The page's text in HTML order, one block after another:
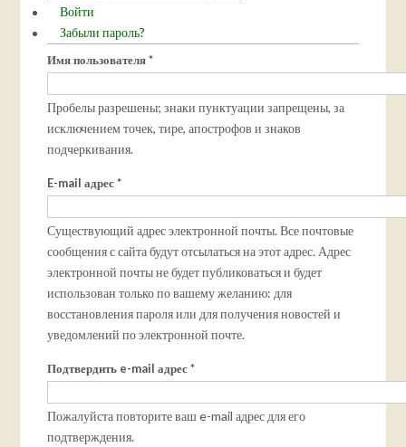
Войти
Забыли пароль?
Имя пользователя*
Пробелы разрешены; знаки пунктуации запрещены, за
исключением точек, тире, апострофов и знаков
подчеркивания.
E-mail адрес*
Существующий адрес электронной почты. Все почтовые
сообщения с сайта будут отсылаться на этот адрес. Адрес
электронной почты не будет публиковаться и будет
использован только по вашему желанию: для
восстановления пароля или для получения новостей и
уведомлений по электронной почте.
Подтвердить e-mail адрес*
Пожалуйста повторите ваш e-mail адрес для его
подтверждения.